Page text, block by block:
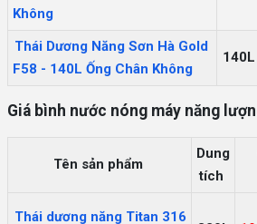
Không
Thái Dương Năng Sơn Hà Gold
F58 - 140L Ống Chân Không
140L
Giá bình nước nóng máy năng
Tên sản phẩm
Dung
tích
Thái dương năng Titan 316